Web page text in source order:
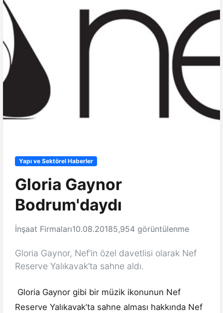
Yapı ve Sektörel Haberler
Gloria Gaynor
Bodrum'daydı
İnşaat Firmaları10.08.20185,954 görüntülenme
Gloria Gaynor, Nef’in özel davetlisi olarak Nef
Reserve Yalıkavak’ta sahne aldı.
Gloria Gaynor gibi bir müzik ikonunun Nef
Reserve Yalıkavak’ta sahne alması hakkında Nef